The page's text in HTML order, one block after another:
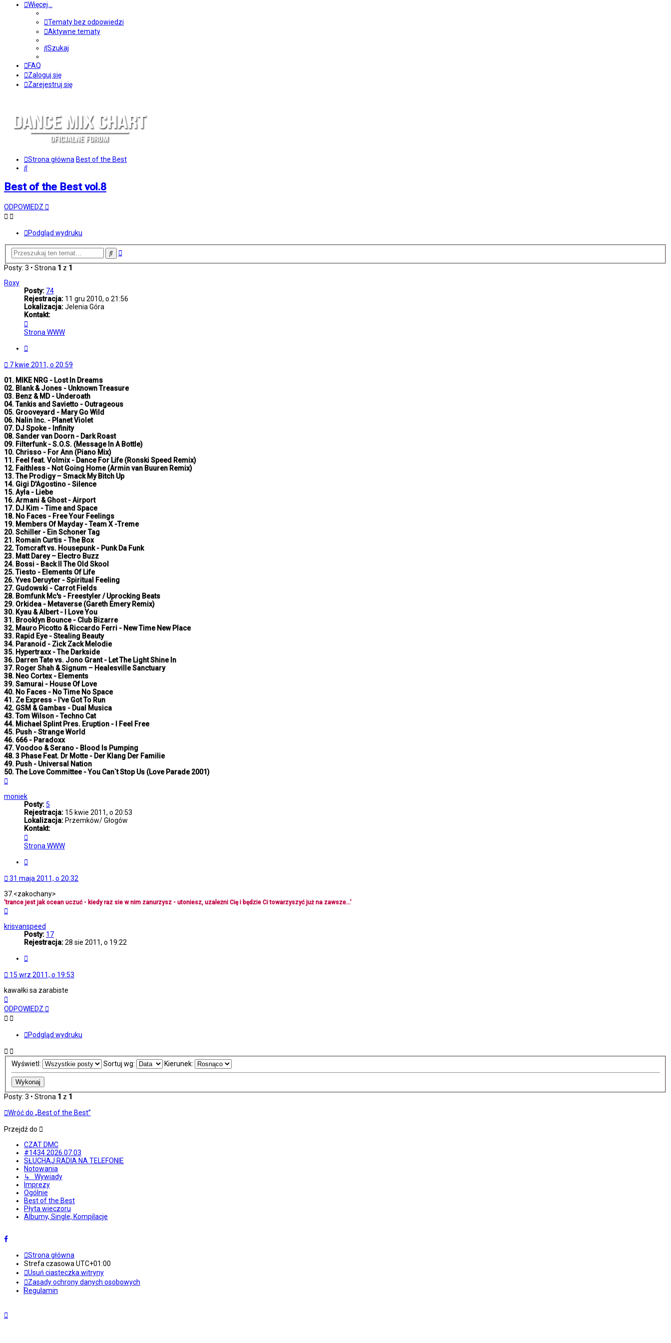
Więcej…
Tematy bez odpowiedzi
Aktywne tematy
Szukaj
FAQ
Zaloguj się
Zarejestruj się
Strona główna Best of the Best
Szukaj
Best of the Best vol.8
ODPOWIEDZ
Podgląd wydruku
SzukajWyszukiwanie
Posty: 3 • Strona 1 z 1
Roxy
Posty: 74
Rejestracja: 11 gru 2010, o 21:56
Lokalizacja:Jelenia Góra
Kontakt:
się
z
Strona WWW
7 kwie 2011, o 20:59
01. MIKE NRG - Lost In Dreams
02. Blank & Jones - Unknown Treasure
03. Benz & MD - Underoath
04. Tankis and Savietto - Outrageous
05. Grooveyard - Mary Go Wild
06. Nalin Inc. - Planet Violet
07. DJ Spoke - Infinity
08. Sander van Doorn - Dark Roast
09. Filterfunk - S.O.S. (Message In A Bottle)
10. Chrisso - For Ann (Piano Mix)
11. Feel feat. Volmix - Dance For Life (Ronski Speed Remix)
12. Faithless - Not Going Home (Armin van Buuren Remix)
13. The Prodigy – Smack My Bitch Up
14. Gigi D'Agostino - Silence
15. Ayla - Liebe
16. Armani & Ghost - Airport
17. DJ Kim - Time and Space
18. No Faces - Free Your Feelings
19. Members Of Mayday - Team X -Treme
20. Schiller - Ein Schoner Tag
21. Romain Curtis - The Box
22. Tomcraft vs. Housepunk - Punk Da Funk
23. Matt Darey – Electro Buzz
24. Bossi - Back II The Old Skool
25. Tiesto - Elements Of Life
26. Yves Deruyter - Spiritual Feeling
27. Gudowski - Carrot Fields
28. Bomfunk Mc's - Freestyler / Uprocking Beats
29. Orkidea - Metaverse (Gareth Emery Remix)
30. Kyau & Albert - I Love You
31. Brooklyn Bounce - Club Bizarre
32. Mauro Picotto & Riccardo Ferri - New Time New Place
33. Rapid Eye - Stealing Beauty
34. Paranoid - Zick Zack Melodie
35. Hypertraxx - The Darkside
36. Darren Tate vs. Jono Grant - Let The Light Shine In
37. Roger Shah & Signum – Healesville Sanctuary
38. Neo Cortex - Elements
39. Samurai - House Of Love
40. No Faces - No Time No Space
41. Ze Express - I've Got To Run
42. GSM & Gambas - Dual Musica
43. Tom Wilson - Techno Cat
44. Michael Splint Pres. Eruption - I Feel Free
45. Push - Strange World
46. 666 - Paradoxx
47. Voodoo & Serano - Blood Is Pumping
48. 3 Phase Feat. Dr Motte - Der Klang Der Familie
49. Push - Universal Nation
50. The Love Committee - You Can`t Stop Us (Love Parade 2001)
moniek
Posty:5
Rejestracja: 15 kwie 2011, o 20:53
Lokalizacja: Przemków/ Głogów
Kontakt:
się
z
Strona WWW
31 maja 2011, o 20:32
37.<zakochany>
'trance jest jak ocean uczuć - kiedy raz sie w nim zanurzysz - utoniesz, uzależni Cię i będzie Ci towarzyszyć już na zawsze...'
krisvanspeed
Posty: 17
Rejestracja:28 sie 2011, o 19:22
15 wrz 2011, o 19:53
kawałki sa zarabiste
górę
ODPOWIEDZ
Podgląd wydruku
Wyświetl: Sortuj wg: Kierunek:
Posty: 3 • Strona 1 z 1
Wróć do „Best of the Best”
Przejdź do
CZAT DMC
#1434 2026.07.03
SŁUCHAJ RADIA NA TELEFONIE
Notowania
↳ Wywiady
Imprezy
Ogólnie
Best of the Best
Płyta wieczoru
Albumy, Single, Kompilacje
Strona główna
Strefa czasowa UTC+01:00
Usuń ciasteczka witryny
Zasady ochrony danych osobowych
Regulamin